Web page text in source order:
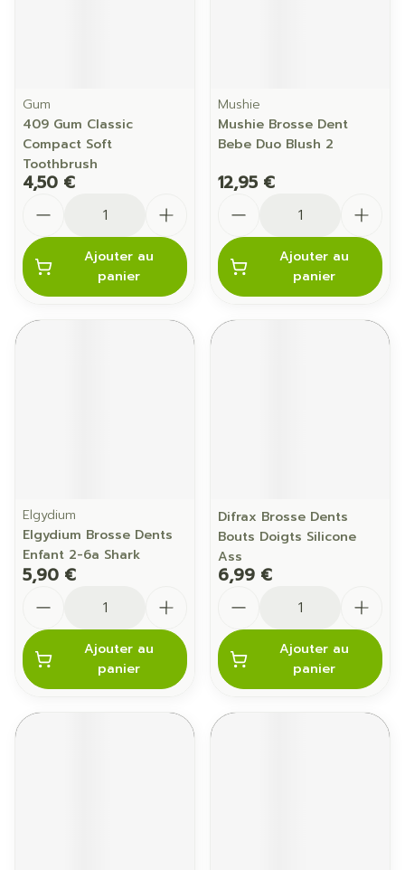
Gum
409 Gum Classic
Compact Soft
Toothbrush
4,50 €
Ajouter au
panier
Mushie
Mushie Brosse Dent
Bebe Duo Blush 2
12,95 €
Ajouter au
panier
Elgydium
Elgydium Brosse Dents
Enfant 2-6a Shark
5,90 €
Ajouter au
panier
Difrax Brosse Dents
Bouts Doigts Silicone
Ass
6,99 €
Ajouter au
panier